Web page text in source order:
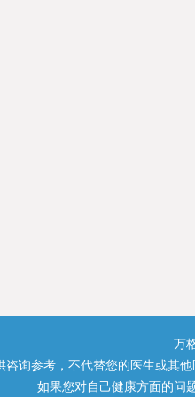
万
咨询参考，不代替您的医生或其
如果您对自己健康方面的问